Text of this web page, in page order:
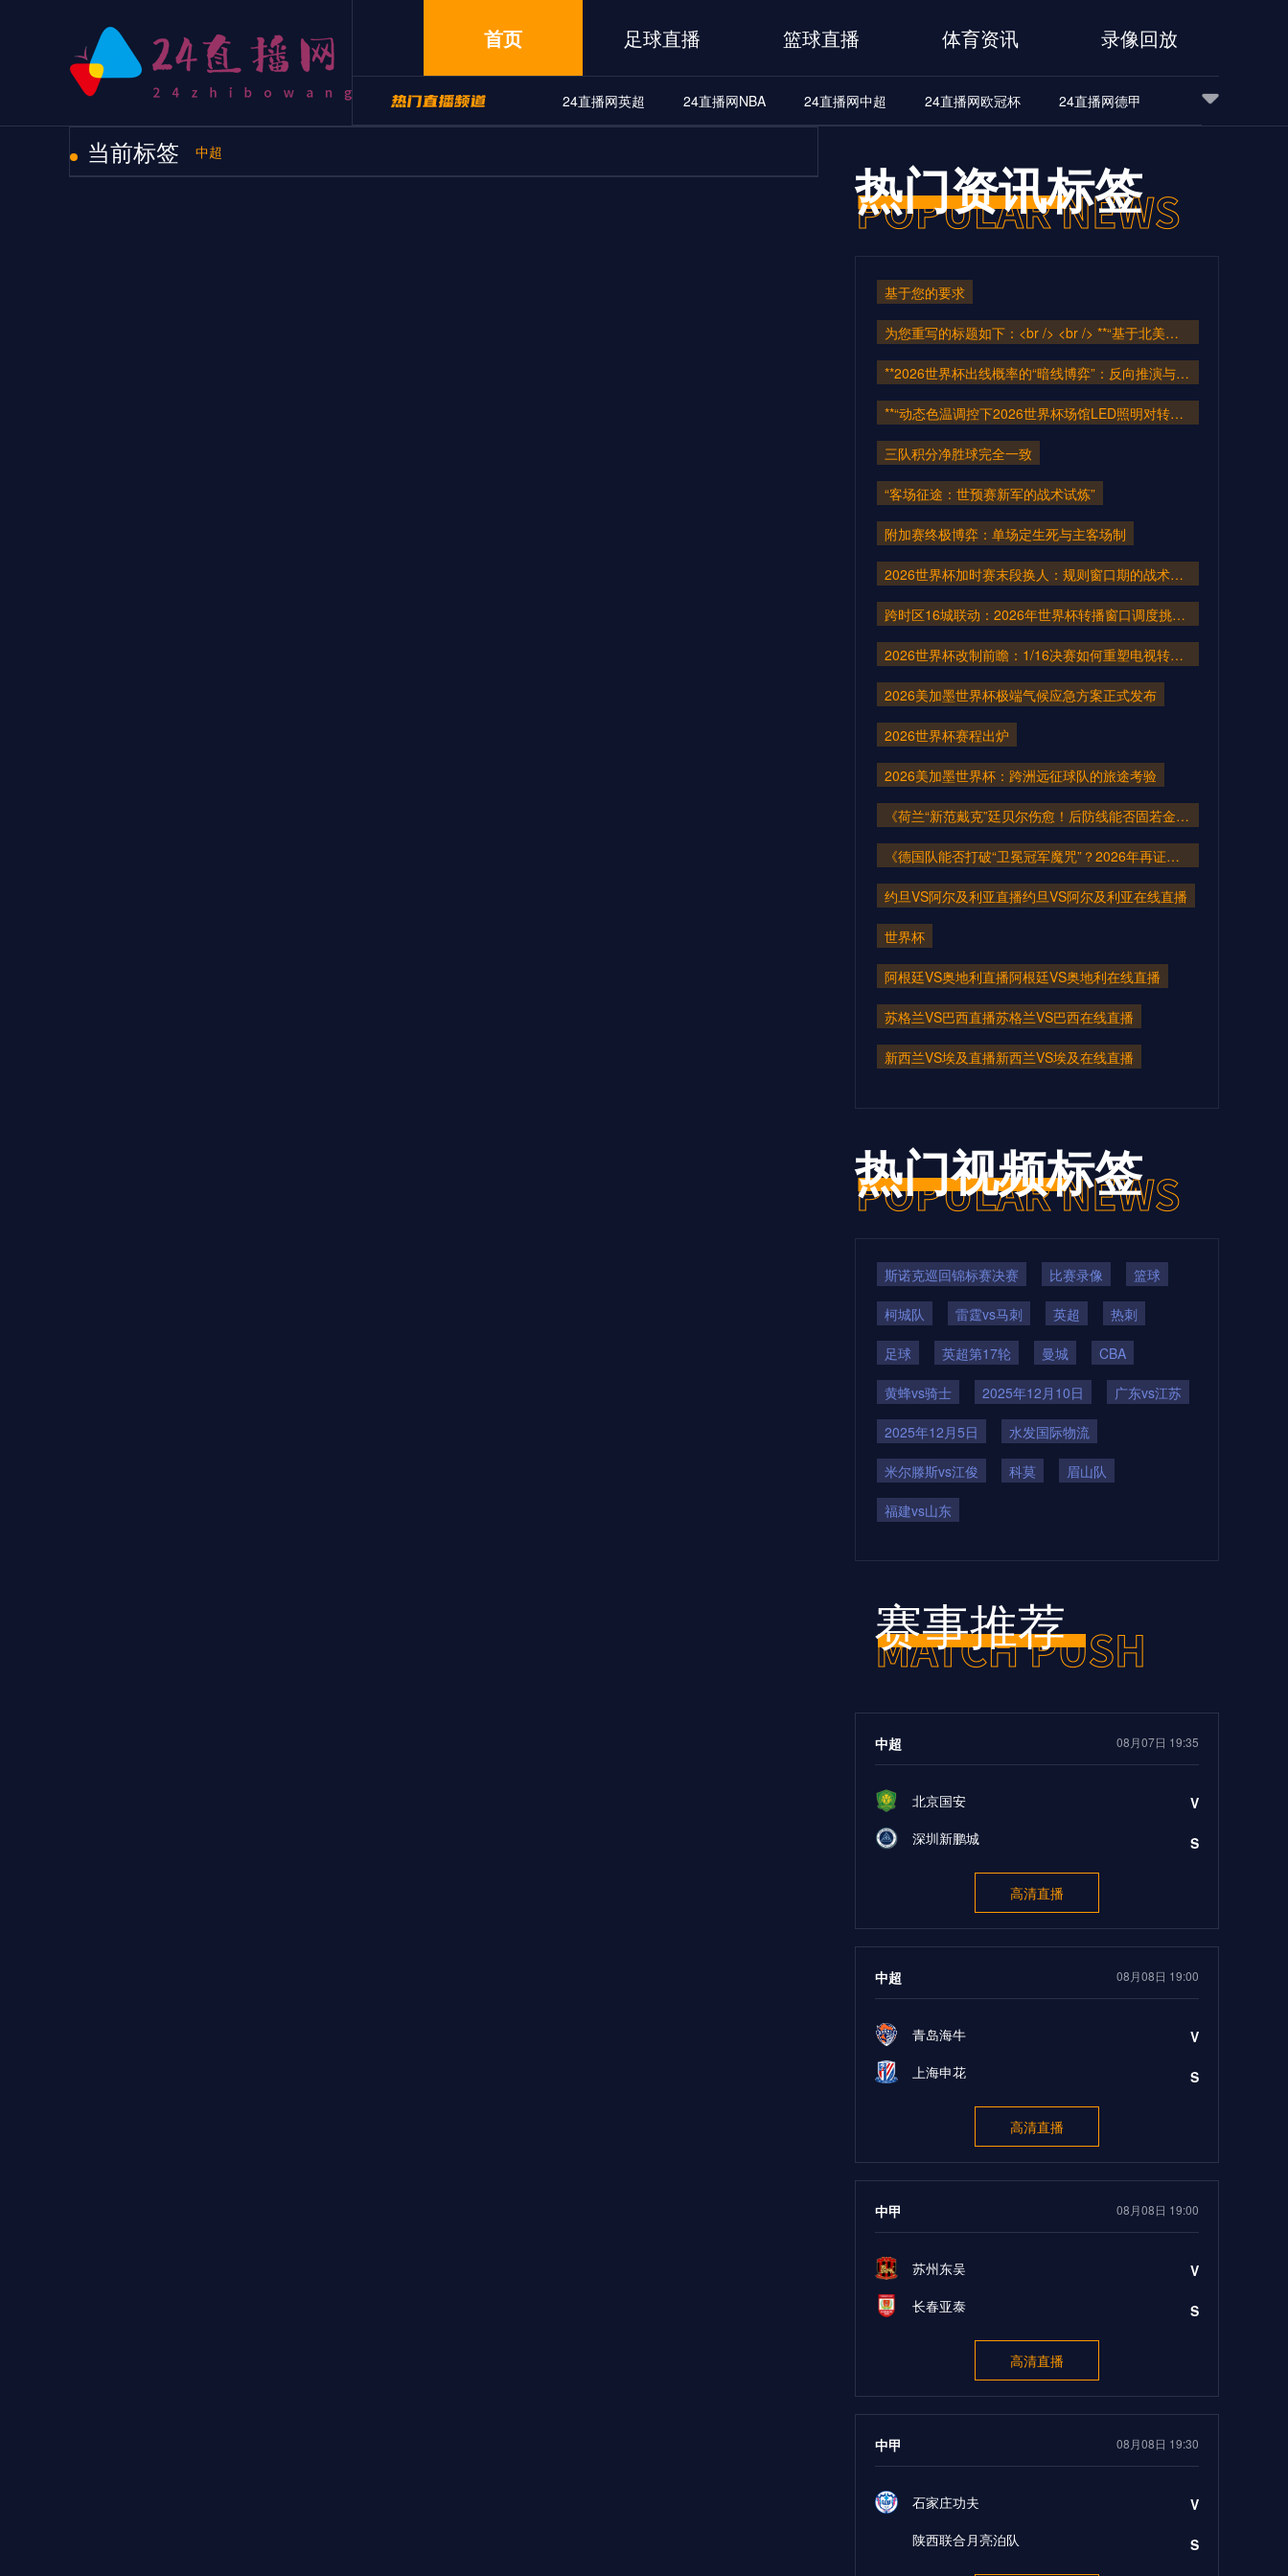
首页 足球直播 篮球直播 体育资讯 录像回放
24直播网英超 24直播网NBA 24直播网中超 24直播网欧冠杯 24直播网德甲
24直播网世界杯
当前标签 中超
热门资讯标签
基于您的要求
为您重写的标题如下：<br /> <br /> **“基于北美转播规范的FIFA球场LED色温动态匹配与色彩精准同步系统”**
**2026世界杯出线概率的“暗线博弈”：反向推演与未曝光的变量**
**“动态色温调控下2026世界杯场馆LED照明对转播色彩还原精度的技术影响研究”**
三队积分净胜球完全一致
“客场征途：世预赛新军的战术试炼”
附加赛终极博弈：单场定生死与主客场制
2026世界杯加时赛末段换人：规则窗口期的战术博弈与致命变数
跨时区16城联动：2026年世界杯转播窗口调度挑战前瞻
2026世界杯改制前瞻：1/16决赛如何重塑电视转播与广告排期格局
2026美加墨世界杯极端气候应急方案正式发布
2026世界杯赛程出炉
2026美加墨世界杯：跨洲远征球队的旅途考验
《荷兰“新范戴克”廷贝尔伤愈！后防线能否固若金汤？》
《德国队能否打破“卫冕冠军魔咒”？2026年再证实力》
约旦VS阿尔及利亚直播约旦VS阿尔及利亚在线直播
世界杯
阿根廷VS奥地利直播阿根廷VS奥地利在线直播
苏格兰VS巴西直播苏格兰VS巴西在线直播
新西兰VS埃及直播新西兰VS埃及在线直播
热门视频标签
斯诺克巡回锦标赛决赛 比赛录像 篮球
柯城队 雷霆vs马刺 英超 热刺
足球 英超第17轮 曼城 CBA
黄蜂vs骑士 2025年12月10日 广东vs江苏
2025年12月5日 水发国际物流
米尔滕斯vs江俊 科莫 眉山队
福建vs山东
赛事推荐
中超 08月07日 19:35
北京国安
深圳新鹏城
V
S
高清直播
中超 08月08日 19:00
青岛海牛
上海申花
V
S
高清直播
中甲 08月08日 19:00
苏州东吴
长春亚泰
V
S
高清直播
中甲 08月08日 19:30
石家庄功夫
陕西联合月亮泊队
V
S